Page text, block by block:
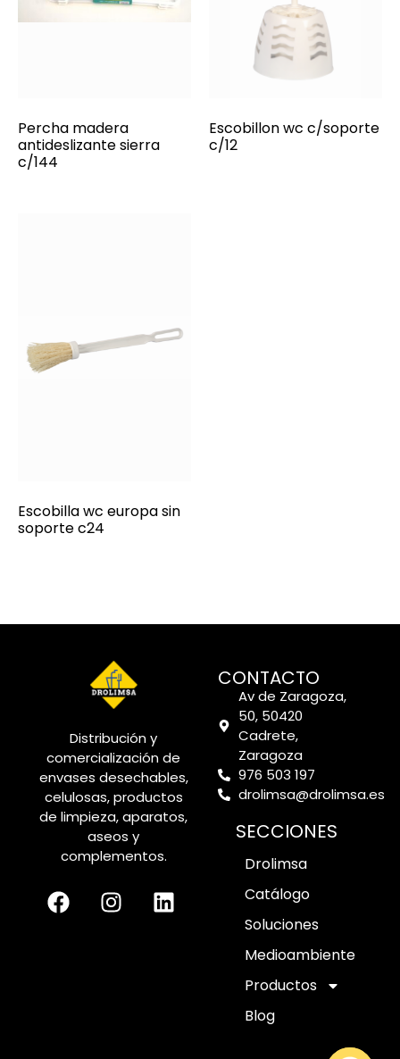
Percha madera
antideslizante sierra
c/144
Escobillon wc c/soporte
c/12
Escobilla wc europa sin
soporte c24
Distribución y
comercialización de
envases desechables,
celulosas, productos
de limpieza, aparatos,
aseos y
complementos.
CONTACTO
Av de Zaragoza,
50, 50420
Cadrete,
Zaragoza
976 503 197
drolimsa@drolimsa.es
SECCIONES
Drolimsa
Catálogo
Soluciones
Medioambiente
Productos
Blog